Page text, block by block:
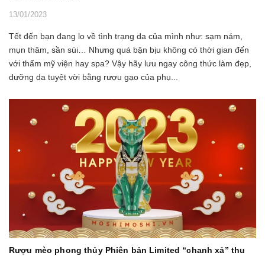
13/01/2023
Tết đến bạn đang lo về tình trạng da của mình như: sạm nám,
mụn thâm, sần sùi… Nhưng quá bận bịu không có thời gian đến
với thẩm mỹ viện hay spa? Vậy hãy lưu ngay công thức làm đẹp,
dưỡng da tuyệt vời bằng rượu gạo của phụ...
Rượu mèo phong thủy Phiên bản Limited “chanh xả” thu